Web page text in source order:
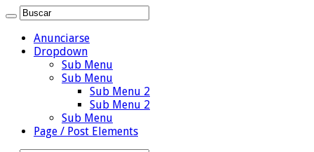
Anunciarse
Dropdown
Sub Menu
Sub Menu
Sub Menu 2
Sub Menu 2
Sub Menu
Page / Post Elements